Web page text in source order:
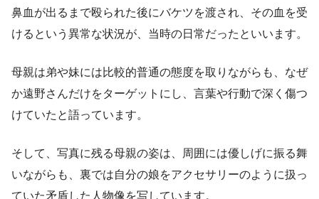
鼻血が出るまで殴られた後にバケツを渡され、その血を受
けるという異常な状況が、当時の日常だったといいます。
母親は弟や妹には比較的普通の態度を取りながらも、なぜ
か遠野さんだけをターゲットにし、言葉や行動で深く傷つ
けていたと語っています。
そして、写真に残る母親の姿は、周囲には優しげに振る舞
いながらも、裏では自分の娘をアクセサリーのように扱っ
ていた矛盾した人物像を写しています。